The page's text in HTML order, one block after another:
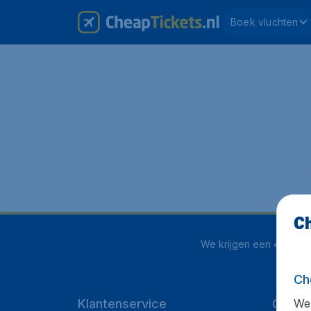
Boek vluchten
We krijgen een 4 uit 5
Klantenservice